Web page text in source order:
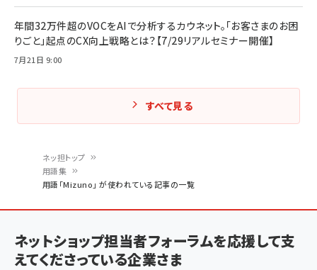
ン
く
ず
ネッ担トップ
用語集
用語「Mizuno」 が使われている記事の一覧
年間32万件超のVOCをAIで分析するカウネット。「お客さまのお困
りごと」起点のCX向上戦略とは？【7/29リアルセミナー開催】
7月21日 9:00
すべて見る
ネットショップ担当者フォーラムを応援して支
えてくださっている企業さま